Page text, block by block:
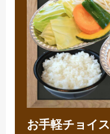
お手軽チョイス